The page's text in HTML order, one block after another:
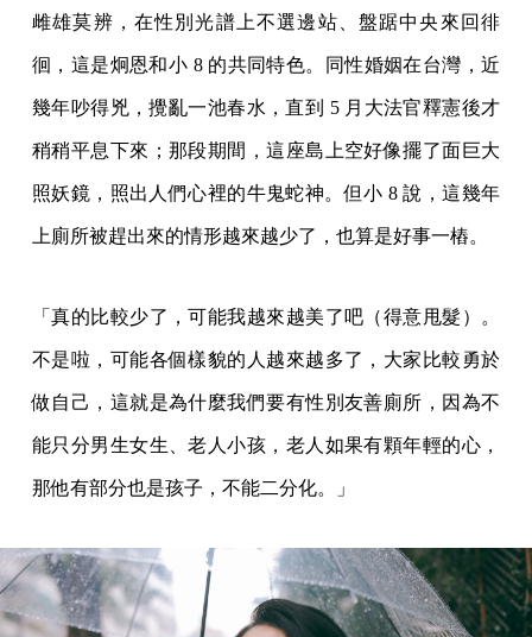
雌雄莫辨，在性別光譜上不選邊站、盤踞中央來回徘
徊，這是炯恩和小 8 的共同特色。同性婚姻在台灣，近
幾年吵得兇，攪亂一池春水，直到 5 月大法官釋憲後才
稍稍平息下來；那段期間，這座島上空好像擺了面巨大
照妖鏡，照出人們心裡的牛鬼蛇神。但小 8 說，這幾年
上廁所被趕出來的情形越來越少了，也算是好事一樁。
「真的比較少了，可能我越來越美了吧（得意甩髮）。
不是啦，可能各個樣貌的人越來越多了，大家比較勇於
做自己，這就是為什麼我們要有性別友善廁所，因為不
能只分男生女生、老人小孩，老人如果有顆年輕的心，
那他有部分也是孩子，不能二分化。」